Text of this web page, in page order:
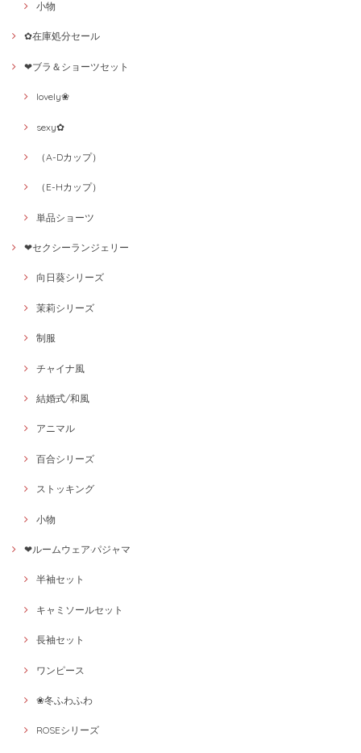
小物
✿在庫処分セール
❤ブラ＆ショーツセット
lovely❀
sexy✿
（A-Dカップ）
（E-Hカップ）
単品ショーツ
❤セクシーランジェリー
向日葵シリーズ
茉莉シリーズ
制服
チャイナ風
結婚式/和風
アニマル
百合シリーズ
ストッキング
小物
❤ルームウェア·パジャマ
半袖セット
キャミソールセット
長袖セット
ワンピース
❀冬ふわふわ
ROSEシリーズ